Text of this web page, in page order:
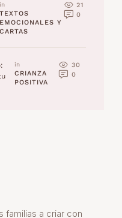
in
TEXTOS
EMOCIONALES Y
CARTAS
21
0
in
CRIANZA
POSITIVA
30
0
familias a criar con